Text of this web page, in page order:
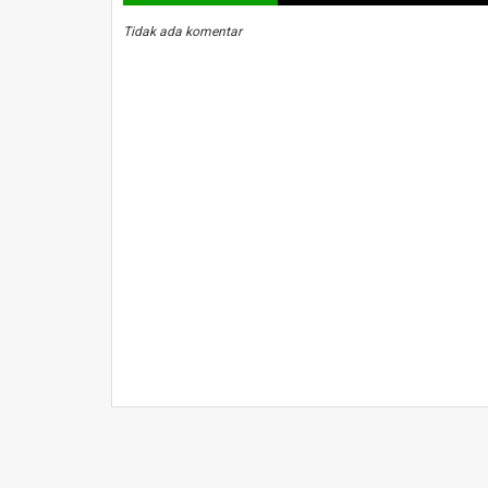
Tidak ada komentar
SELAMAT